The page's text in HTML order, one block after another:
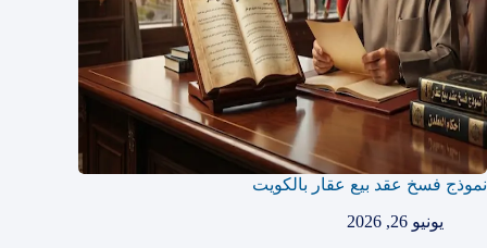
نموذج فسخ عقد بيع عقار بالكويت
يونيو 26, 2026